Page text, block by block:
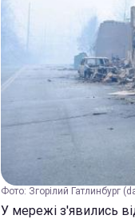
Фото: Згорілий Гатлинбург
У мережі з'явились